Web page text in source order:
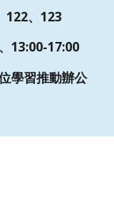
122、123
13:00-17:00
習推動辦公